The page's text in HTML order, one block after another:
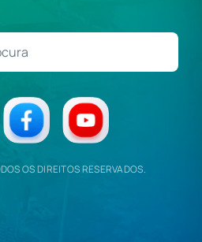
OS DIREITOS RESERVADOS.